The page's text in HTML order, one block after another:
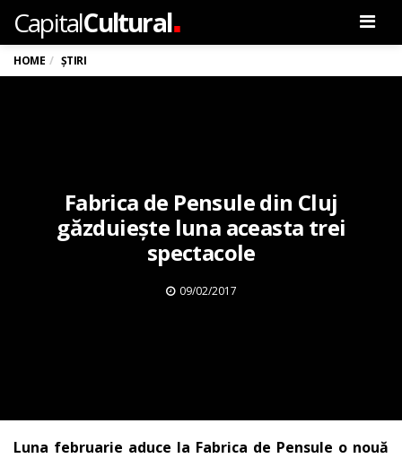
CapitalCultural
HOME ȘTIRI
Fabrica de Pensule din Cluj
găzduiește luna aceasta trei
spectacole
09/02/2017
Luna februarie aduce la Fabrica de Pensule o nouă